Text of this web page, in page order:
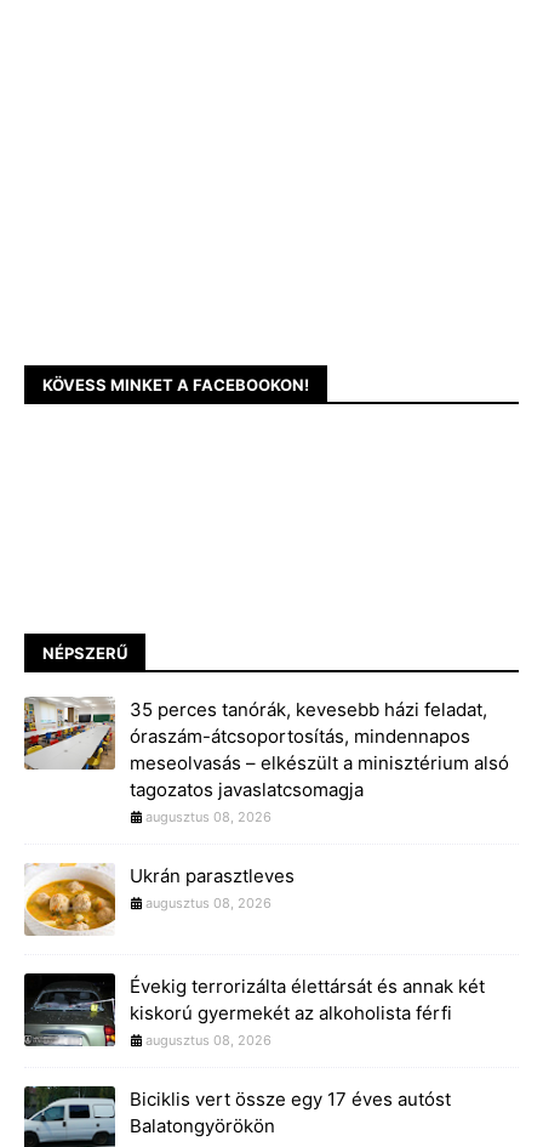
KÖVESS MINKET A FACEBOOKON!
NÉPSZERŰ
35 perces tanórák, kevesebb házi feladat,
óraszám-átcsoportosítás, mindennapos
meseolvasás – elkészült a minisztérium alsó
tagozatos javaslatcsomagja
augusztus 08, 2026
Ukrán parasztleves
augusztus 08, 2026
Évekig terrorizálta élettársát és annak két
kiskorú gyermekét az alkoholista férfi
augusztus 08, 2026
Biciklis vert össze egy 17 éves autóst
Balatongyörökön